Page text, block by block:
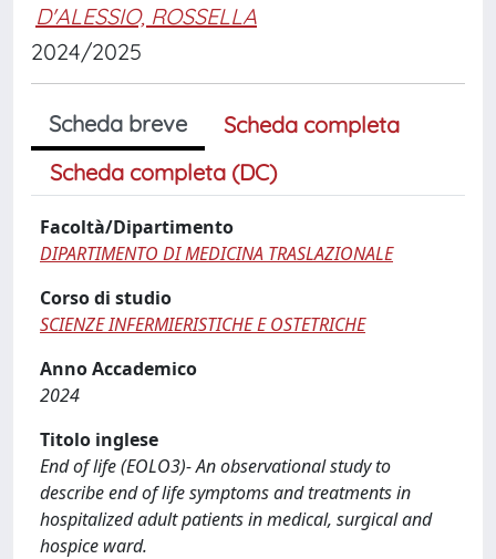
D'ALESSIO, ROSSELLA
2024/2025
Scheda breve
Scheda completa
Scheda completa (DC)
Facoltà/Dipartimento
DIPARTIMENTO DI MEDICINA TRASLAZIONALE
Corso di studio
SCIENZE INFERMIERISTICHE E OSTETRICHE
Anno Accademico
2024
Titolo inglese
End of life (EOLO3)- An observational study to
describe end of life symptoms and treatments in
hospitalized adult patients in medical, surgical and
hospice ward.